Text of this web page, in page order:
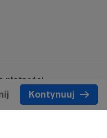
Kontynuuj
płatności